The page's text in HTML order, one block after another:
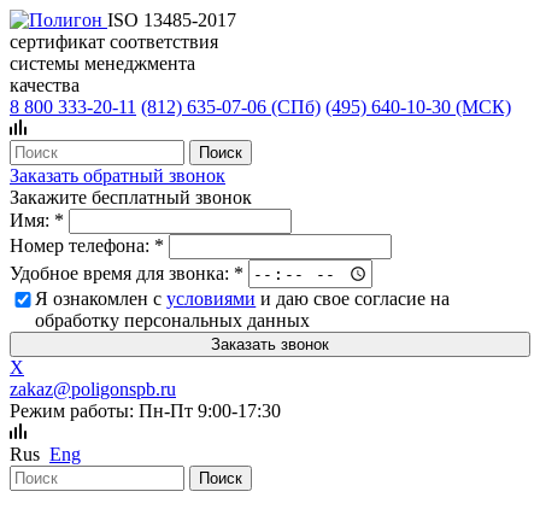
ISO 13485-2017
сертификат соответствия
системы менеджмента
качества
8 800 333-20-11 (812) 635-07-06 (СПб) (495) 640-10-30 (МСК)
Заказать обратный звонок
Закажите бесплатный звонок
Имя: *
Номер телефона: *
Удобное время для звонка: *
Я ознакомлен сусловиями и даю свое согласие на
обработку персональных данных
X
zakaz@poligonspb.ru
Режим работы: Пн-Пт 9:00-17:30
Rus Eng